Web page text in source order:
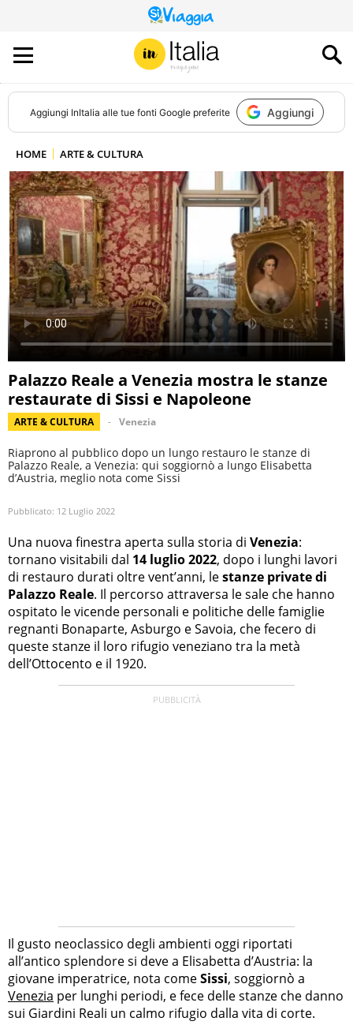
QUESTO
SITO
CONTRIBUISCE
ALL’AUDIENCE
DI
Aggiungi InItalia alle tue fonti Google preferite Aggiungi
HOME ARTE & CULTURA
Palazzo Reale a Venezia mostra le stanze
restaurate di Sissi e Napoleone
ARTE & CULTURA Venezia
Riaprono al pubblico dopo un lungo restauro le stanze di
Palazzo Reale, a Venezia: qui soggiornò a lungo Elisabetta
d’Austria, meglio nota come Sissi
Pubblicato: 12 Luglio 2022
Una nuova finestra aperta sulla storia di Venezia:
tornano visitabili dal 14 luglio 2022, dopo i lunghi lavori
di restauro durati oltre vent’anni, lestanze private di
Palazzo Reale. Il percorso attraversa le sale che hanno
ospitato le vicende personali e politiche delle famiglie
regnanti Bonaparte, Asburgo e Savoia, che fecero di
queste stanze il loro rifugio veneziano tra la metà
dell’Ottocento e il 1920.
Il gusto neoclassico degli ambienti oggi riportati
all’antico splendore si deve a Elisabetta d’Austria: la
giovane imperatrice, nota comeSissi, soggiornò a
Venezia per lunghi periodi, e fece delle stanze che danno
sui Giardini Reali un calmo rifugio dalla vita di corte.